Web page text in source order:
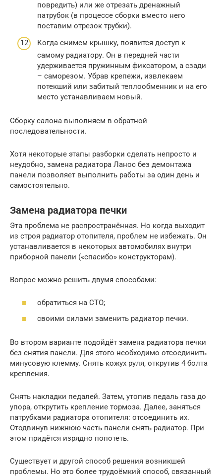
повредить) или же отрезать дренажный
патрубок (в процессе сборки вместо него
поставим отрезок трубки).
Когда снимем крышку, появится доступ к
самому радиатору. Он в передней части
удерживается пружинным фиксатором, а сзади
– саморезом. Убрав крепежи, извлекаем
потекший или забитый теплообменник и на его
место устанавливаем новый.
Сборку салона выполняем в обратной
последовательности.
Хотя некоторые этапы разборки сделать непросто и
неудобно, замена радиатора Ланос без демонтажа
панели позволяет выполнить работы за один день и
самостоятельно.
Замена радиатора печки
Эта проблема не распространённая. Но когда выходит
из строя радиатор отопителя, проблем не избежать. Он
устанавливается в некоторых автомобилях внутри
приборной панели («спасибо» конструкторам).
Вопрос можно решить двумя способами:
обратиться на СТО;
своими силами заменить радиатор печки.
Во втором варианте подойдёт замена радиатора печки
без снятия панели. Для этого необходимо отсоединить
минусовую клемму. Снять кожух руля, открутив 4 болта
крепления.
Снять накладки педалей. Затем, утопив педаль газа до
упора, открутить крепление тормоза. Далее, заняться
патрубками радиатора отопителя: отсоединить их.
Отодвинув нижнюю часть панели снять радиатор. При
этом придётся изрядно попотеть.
Существует и другой способ решения возникшей
проблемы. Но это более трудоёмкий способ, связанный